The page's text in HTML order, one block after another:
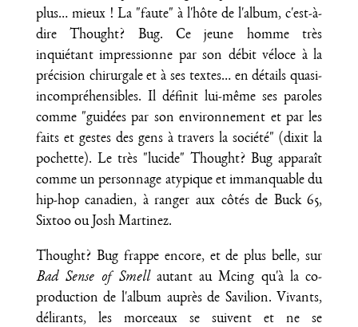
plus… mieux ! La "faute" à l'hôte de l'album, c'est-à-
dire Thought? Bug. Ce jeune homme très
inquiétant impressionne par son débit véloce à la
précision chirurgale et à ses textes… en détails quasi-
incompréhensibles. Il définit lui-même ses paroles
comme "guidées par son environnement et par les
faits et gestes des gens à travers la société" (dixit la
pochette). Le très "lucide" Thought? Bug apparaît
comme un personnage atypique et immanquable du
hip-hop canadien, à ranger aux côtés de Buck 65,
Sixtoo ou Josh Martinez.
Thought? Bug frappe encore, et de plus belle, sur
Bad Sense of Smellautant au Mcing qu'à la co-
production de l'album auprès de Savilion. Vivants,
délirants, les morceaux se suivent et ne se